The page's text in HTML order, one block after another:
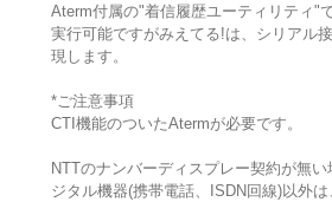
Aterm付属の"着信履歴ユーティリティ"
実行可能ですがみえてる!は、シリアル
現します。
*ご注意事項
CTI機能のついたAtermが必要です。
NTTのナンバーディスプレー契約が無
ジタル機器(携帯電話、ISDN回線)以外